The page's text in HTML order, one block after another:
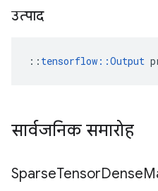
उत्पाद
:: tensorflow::Output
सार्वजनिक समारोह
SparseTensorDense